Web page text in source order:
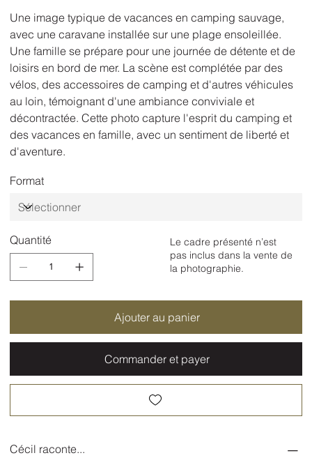
Une image typique de vacances en camping sauvage,
avec une caravane installée sur une plage ensoleillée.
Une famille se prépare pour une journée de détente et de
loisirs en bord de mer. La scène est complétée par des
vélos, des accessoires de camping et d'autres véhicules
au loin, témoignant d'une ambiance conviviale et
décontractée. Cette photo capture l'esprit du camping et
des vacances en famille, avec un sentiment de liberté et
d'aventure.
Format
Quantité
Ajouter au panier
Commander et payer
Cécil raconte...
Le cadre présenté n’est
pas inclus dans la vente de
la photographie.